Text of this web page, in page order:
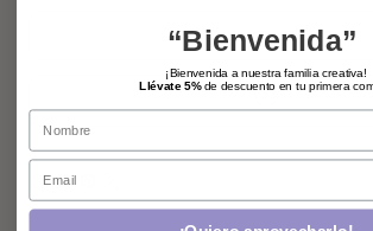
comprar ahora
“Bienvenida”
¡Bienvenida a nuestra familia creativa!
Llévate 5%de descuento en tu primera
Name
Email